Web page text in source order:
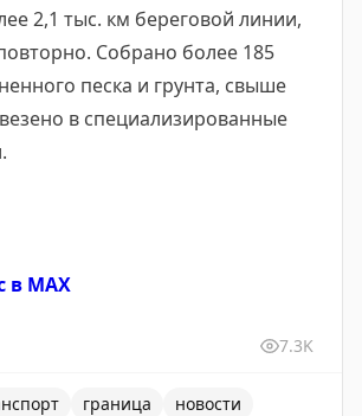
2,1 тыс. км береговой линии,
Собрано более 185
песка и грунта, свыше
в специализированные
в MAX
7.3K
граница
новости